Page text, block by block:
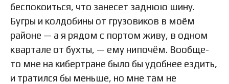
беспокоиться, что занесет заднюю шину.
Бугры и колдобины от грузовиков в моём
районе — а я рядом с портом живу, в одном
квартале от бухты, — ему нипочём. Вообще-
то мне на кибертране было бы удобнее ездить,
и тратился бы меньше, но мне там не